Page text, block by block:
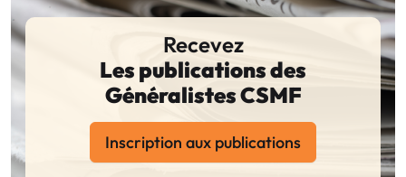
Recevez
Les publications des
Généralistes CSMF
Inscription aux publications